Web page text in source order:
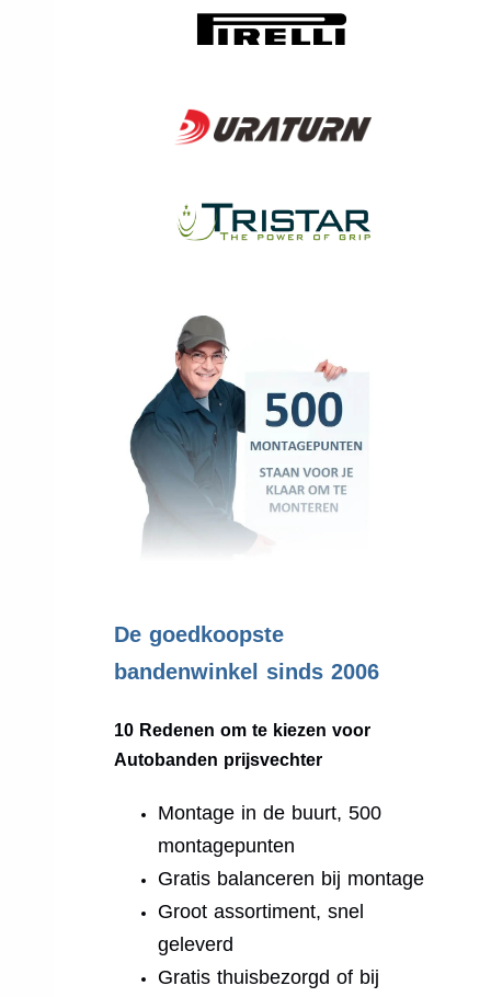
De goedkoopste
bandenwinkel sinds 2006
10 Redenen om te kiezen voor
Autobanden prijsvechter
Montage in de buurt, 500
montagepunten
Gratis balanceren bij montage
Groot assortiment, snel
geleverd
Gratis thuisbezorgd of bij